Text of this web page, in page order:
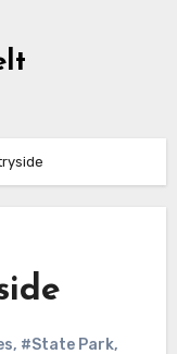
, #State Park,